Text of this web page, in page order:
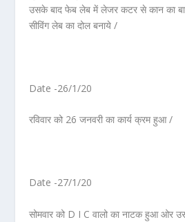
उसके बाद फेब लेब में लेजर कटर से कान का
सीविंग लेब का दोल बनाये /
Date -26/1/20
रविवार को 26 जनवरी का कार्य क्रम हुआ /
Date -27/1/20
सोमवार को D I C वालो का नाटक हुआ ओर